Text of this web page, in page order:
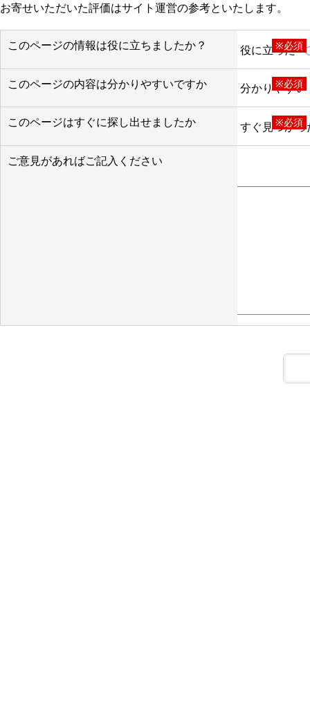
お寄せいただいた評価はサイト運営の参考といたします。
このページの情報は役に立ちましたか？ ※必須
役に立った
このページの内容は分かりやすいですか ※必須
分かりやすい
このページはすぐに探し出せましたか ※必須
すぐ見つかっ
ご意見があればご記入ください